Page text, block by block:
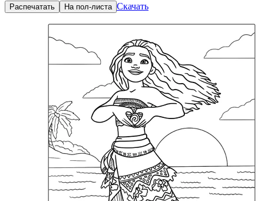
Распечатать На пол-листа Скачать